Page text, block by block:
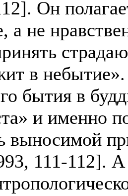
Он
а не
в
бытия в
и именно
выносимой
111-112].